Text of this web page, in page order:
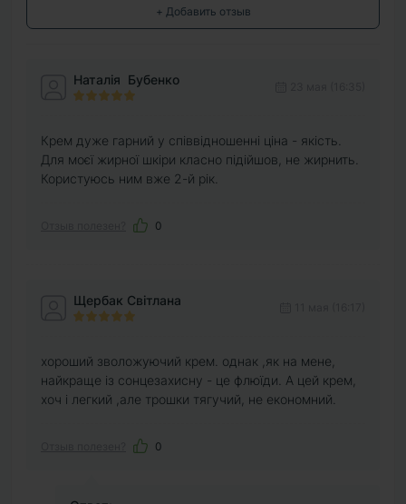
+ Добавить отзыв
Наталія Бубенко
Крем дуже гарний у співвідношенні ціна - якість.
Для моєї жирної шкіри класно підійшов, не жирнить.
Користуюсь ним вже 2-й рік.
0
Щербак Світлана
хороший зволожуючий крем. однак ,як на мене,
найкраще із сонцезахисну - це флюїди. А цей крем,
хоч і легкий ,але трошки тягучий, не економний.
0